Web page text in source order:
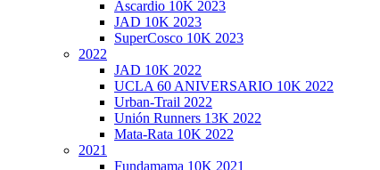
Ascardio 10K 2023
JAD 10K 2023
SuperCosco 10K 2023
2022
JAD 10K 2022
UCLA 60 ANIVERSARIO 10K 2022
Urban-Trail 2022
Unión Runners 13K 2022
Mata-Rata 10K 2022
2021
Fundamama 10K 2021